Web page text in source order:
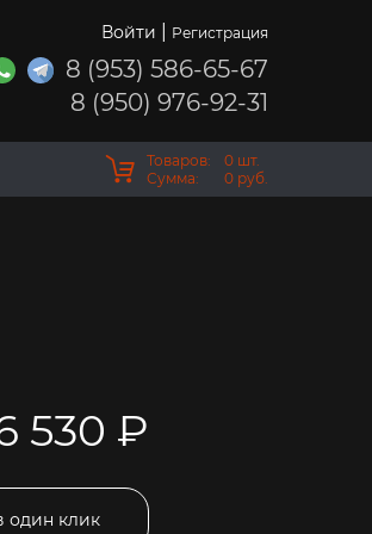
Войти Регистрация
8 (953) 586-65-67
8 (950) 976-92-31
Товаров: 0 шт.
Сумма:
0 руб.
530 ₽
один клик